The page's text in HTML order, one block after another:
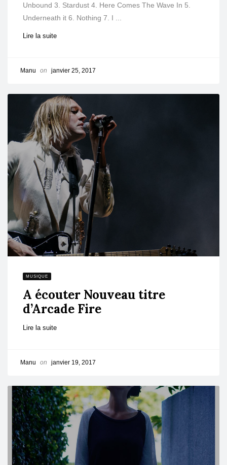
Unbound 3. Stardust 4. Here Comes The Wave In 5.
Underneath it 6. Nothing 7. I ...
Lire la suite
Manu on janvier 25, 2017
MUSIQUE
A écouter Nouveau titre
d’Arcade Fire
Lire la suite
Manu on janvier 19, 2017